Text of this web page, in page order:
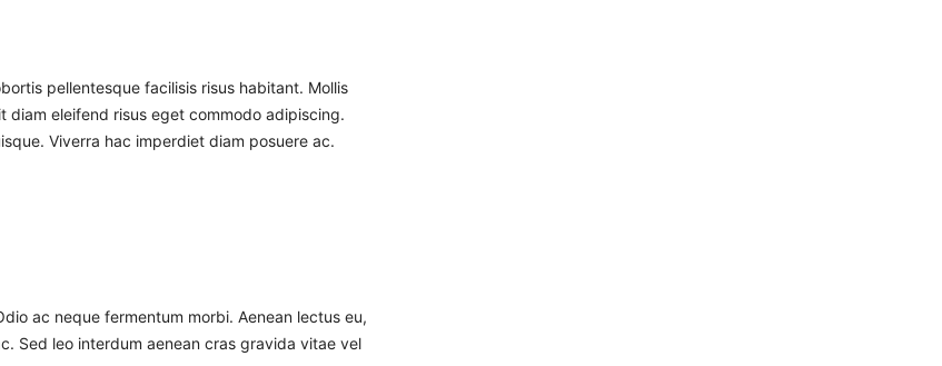
pellentesque facilisis risus habitant. Mollis
diam eleifend risus eget commodo adipiscing.
Viverra hac imperdiet diam posuere ac.
ac neque fermentum morbi. Aenean lectus eu,
Sed leo interdum aenean cras gravida vitae vel